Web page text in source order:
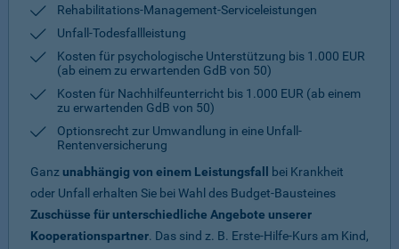
Rehabilitations-Management-Serviceleistungen
Unfall-Todesfallleistung
Kosten für psychologische Unterstützung bis 1.000 EUR
(ab einem zu erwartenden GdB von 50)
Kosten für Nachhilfeunterricht bis 1.000 EUR (ab einem
zu erwartenden GdB von 50)
Optionsrecht zur Umwandlung in eine Unfall-
Rentenversicherung
Ganz unabhängig von einem Leistungsfall
bei Krankheit
oder Unfall erhalten Sie bei Wahl des Budget-Bausteines
Zuschüsse für unterschiedliche Angebote unserer
Kooperationspartner. Das sind z. B. Erste-Hilfe-Kurs am Kind,